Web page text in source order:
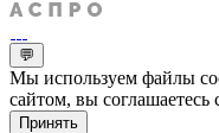
💬
Мы используем файлы
сайтом, вы соглашаетесь
Принять